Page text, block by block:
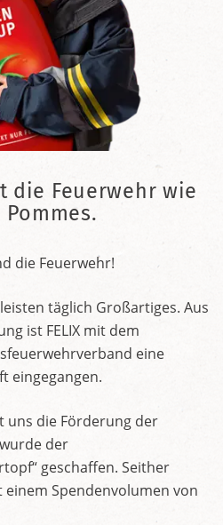
die Feuerwehr wie
die Feuerwehr!
täglich Großartiges. Aus
ist FELIX mit dem
eine
eingegangen.
uns die Förderung der
der
geschaffen. Seither
Spendenvolumen von